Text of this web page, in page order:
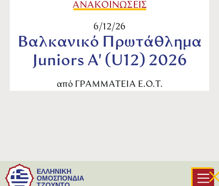
ΑΝΑΚΟΙΝΩΣΕΙΣ
6/12/26
Βαλκανικό Πρωτάθλημα
Juniors A' (U12) 2026
από ΓΡΑΜΜΑΤΕΙΑ Ε.Ο.Τ.
ΕΛΛΗΝΙΚΗ
ΟΜΟΣΠΟΝΔΙΑ
Καλούνται τα σωματεία να δηλώσουν συμμετοχή
για το Βαλκανικό Πρωτάθλημα Juniors A' (U12)